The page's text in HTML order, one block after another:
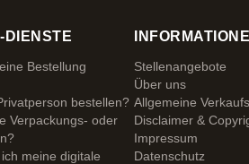
DIENSTE
Bestellung
bestellen?
Verpackungs- oder
meine digitale
Stellenangebote
Über uns
Allgemeine
Disclaimer &
Impressum
Datenschutz